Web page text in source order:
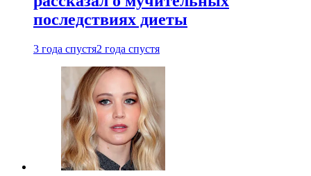
последствиях диеты
3 года спустя2 года спустя